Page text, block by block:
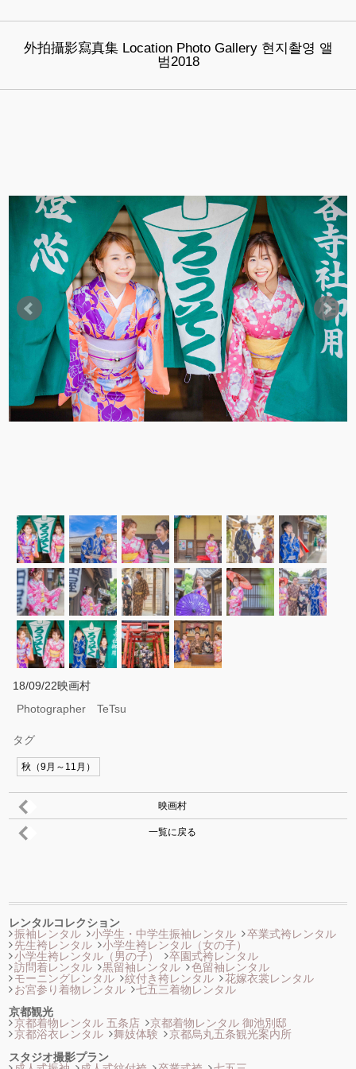
外拍攝影寫真集 Location Photo Gallery 현지촬영 앨
범2018
18/09/22映画村
Photographer TeTsu
タグ
秋（9月～11月）
映画村
一覧に戻る
レンタルコレクション
振袖レンタル
小学生・中学生振袖レンタル
卒業式袴レンタル
先生袴レンタル
小学生袴レンタル（女の子）
小学生袴レンタル（男の子）
卒園式袴レンタル
訪問着レンタル
黒留袖レンタル
色留袖レンタル
モーニングレンタル
紋付き袴レンタル
花嫁衣裳レンタル
お宮参り着物レンタル
七五三着物レンタル
京都観光
京都着物レンタル 五条店
京都着物レンタル 御池別邸
京都浴衣レンタル
舞妓体験
京都烏丸五条観光案内所
スタジオ撮影プラン